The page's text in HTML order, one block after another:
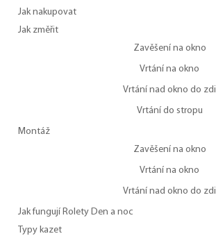
Jak nakupovat
Jak změřit
Zavěšení na okno
Vrtání na okno
Vrtání nad okno do zdi
Vrtání do stropu
Montáž
Zavěšení na okno
Vrtání na okno
Vrtání nad okno do zdi
Jak fungují Rolety Den a noc
Typy kazet